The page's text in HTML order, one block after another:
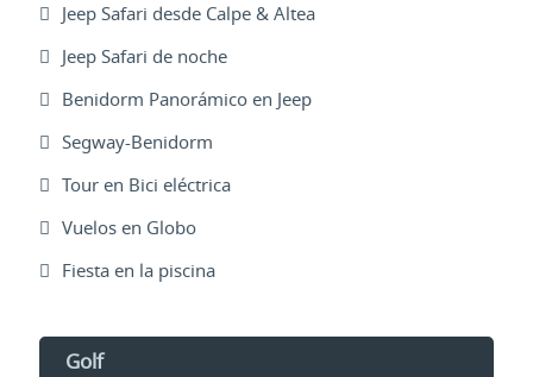
Jeep Safari desde Calpe & Altea
Jeep Safari de noche
Benidorm Panorámico en Jeep
Segway-Benidorm
Tour en Bici eléctrica
Vuelos en Globo
Fiesta en la piscina
Golf